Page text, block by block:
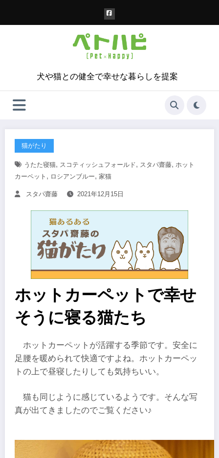
犬や猫との健全で幸せな暮らしを提案
猫がたり
うたた寝猫, スコティッシュフォールド, スタパ齋藤, ホット
カーペット , ロシアンブルー, 家猫
スタパ齋藤 2021年12月15日
ホットカーペットで幸せ
そうに寝る猫たち
ホットカーペットが活躍する季節です。安全に
足腰を暖められて快適ですよね。ホットカーペッ
トの上で昼寝したりしても気持ちいい。
猫も同じように感じているようです。そんな写
真が出てきましたのでご覧ください♪